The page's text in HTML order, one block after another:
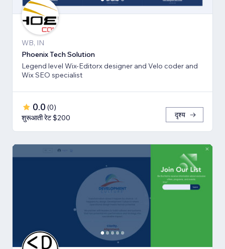
WB, IN
Phoenix Tech Solution
Legend level Wix-Editorx designer and Velo coder and
Wix SEO specialist
0.0 (0)
शुरूआती रेट $200
दृश्य